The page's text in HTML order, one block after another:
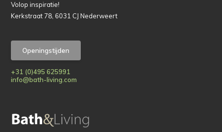
Volop inspiratie!
Kerkstraat 78, 6031 CJ Nederweert
Openingstijden
+31 (0)495 625991
info@bath-living.com